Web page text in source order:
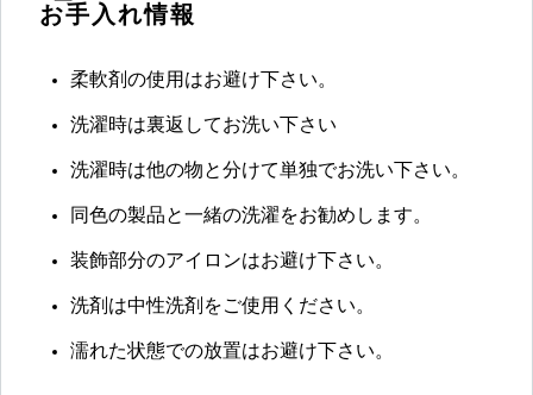
お手入れ情報
柔軟剤の使用はお避け下さい。
洗濯時は裏返してお洗い下さい
洗濯時は他の物と分けて単独でお洗い下さい。
同色の製品と一緒の洗濯をお勧めします。
装飾部分のアイロンはお避け下さい。
洗剤は中性洗剤をご使用ください。
濡れた状態での放置はお避け下さい。